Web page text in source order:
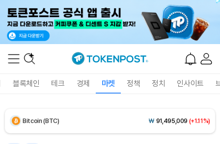
블록체인 테크 경제 마켓 정책 정치 인사이트
Solana (SOL) ₩105,034(+2.64%)
Bitcoin (BTC) ₩ 91,495,009 (+1.11%)